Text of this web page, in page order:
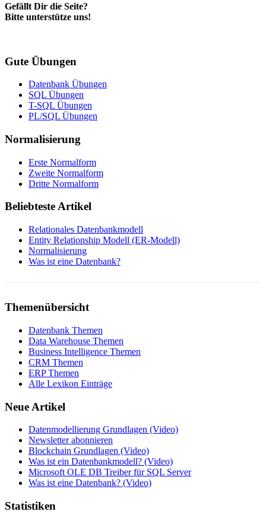
Gefällt Dir die Seite?
Bitte unterstütze uns!
Gute Übungen
Datenbank Übungen
SQL Übungen
T-SQL Übungen
PL/SQL Übungen
Normalisierung
Erste Normalform
Zweite Normalform
Dritte Normalform
Beliebteste Artikel
Relationales Datenbankmodell
Entity Relationship Modell (ER-Modell)
Normalisierung
Was ist eine Datenbank?
Themenübersicht
Datenbank Themen
Data Warehouse Themen
Business Intelligence Themen
CRM Themen
ERP Themen
Alle Lexikon Einträge
Neue Artikel
Datenmodellierung Grundlagen (Video)
Newsletter abonnieren
Blockchain Grundlagen (Video)
Was ist ein Datenbankmodell? (Video)
Microsoft OLE DB Treiber für SQL Server
Was ist eine Datenbank? (Video)
Statistiken